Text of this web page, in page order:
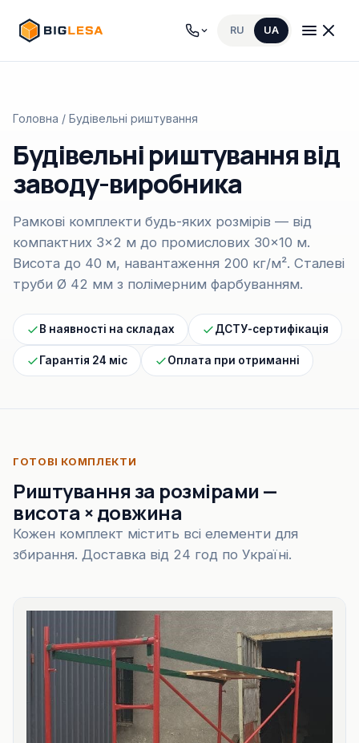
RU UA
Головна / Будівельні риштування
Будівельні риштування від
заводу-виробника
Рамкові комплекти будь-яких розмірів — від
компактних 3×2 м до промислових 30×10 м.
Висота до 40 м, навантаження 200 кг/м². Сталеві
труби Ø 42 мм з полімерним фарбуванням.
В наявності на складах ДСТУ-сертифікація
Гарантія 24 міс Оплата при отриманні
ГОТОВІ КОМПЛЕКТИ
Риштування за розмірами —
висота × довжина
Кожен комплект містить всі елементи для
збирання. Доставка від 24 год по Україні.